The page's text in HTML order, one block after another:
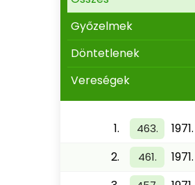
Győzelmek
Döntetlenek
Vereségek
1. 463.
2.
461.